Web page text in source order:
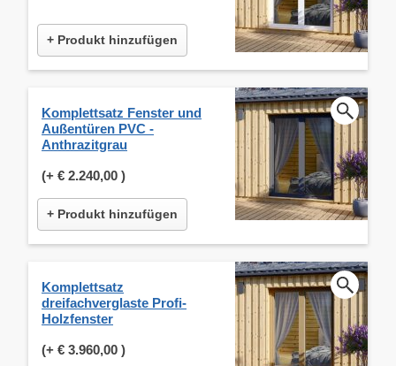
+ Produkt hinzufügen
Komplettsatz Fenster und
Außentüren PVC -
Anthrazitgrau
(+ € 2.240,00 )
+ Produkt hinzufügen
Komplettsatz
dreifachverglaste Profi-
Holzfenster
(+ € 3.960,00 )